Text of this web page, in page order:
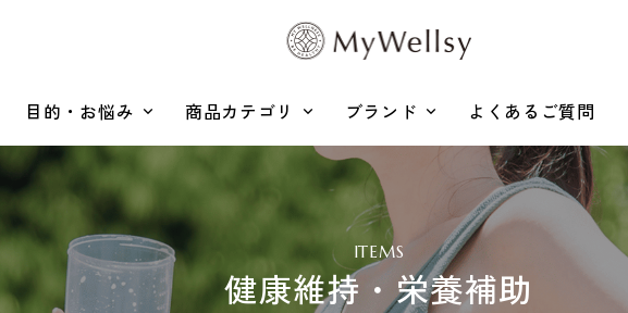
目的・お悩み 商品カテゴリ ブランド よくあるご質問
ITEMS
健康維持・栄養補助